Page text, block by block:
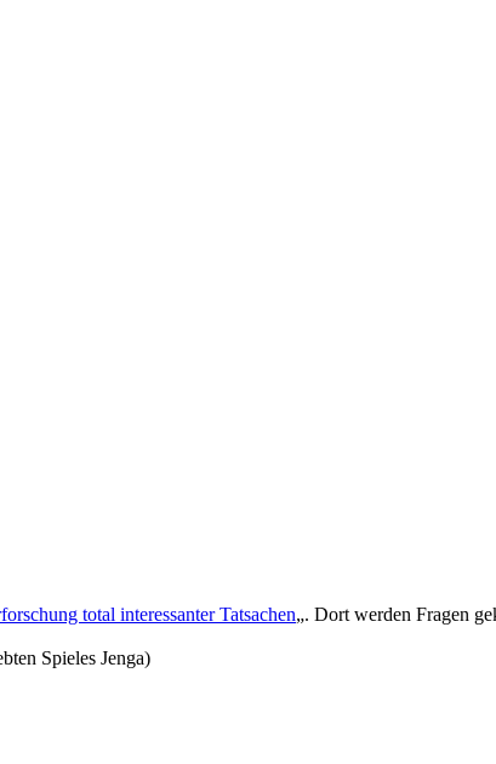
total interessanter Tatsachen„. Dort werden Fragen
Spieles Jenga)